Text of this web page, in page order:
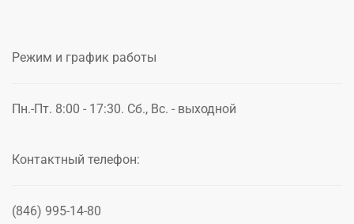
Режим и график работы
Пн.-Пт. 8:00 - 17:30. Сб., Вс. - выходной
Контактный телефон:
(846) 995-14-80